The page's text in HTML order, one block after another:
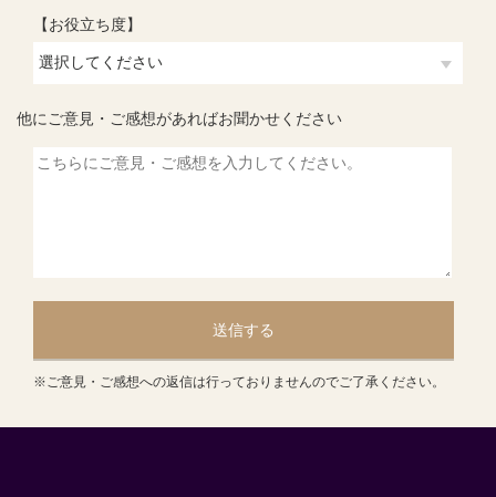
【お役立ち度】
他にご意見・ご感想があればお聞かせください
送信する
※ご意見・ご感想への返信は行っておりませんのでご了承ください。